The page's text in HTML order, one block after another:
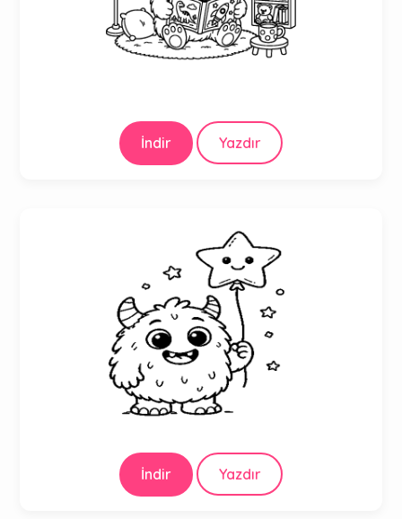
İndir Yazdır
İndir Yazdır